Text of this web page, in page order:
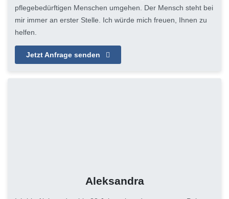
pflegebedürftigen Menschen umgehen. Der Mensch steht bei
mir immer an erster Stelle. Ich würde mich freuen, Ihnen zu
helfen.
Jetzt Anfrage senden
Aleksandra